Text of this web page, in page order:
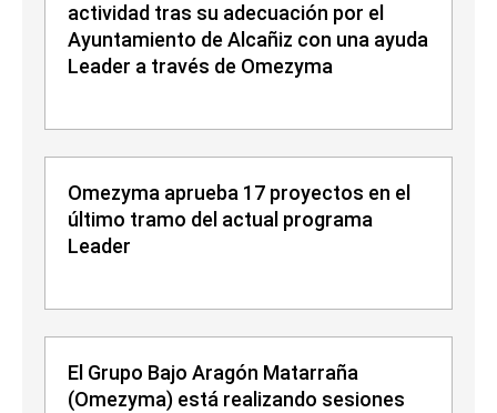
actividad tras su adecuación por el
Ayuntamiento de Alcañiz con una ayuda
Leader a través de Omezyma
Omezyma aprueba 17 proyectos en el
último tramo del actual programa
Leader
El Grupo Bajo Aragón Matarraña
(Omezyma) está realizando sesiones